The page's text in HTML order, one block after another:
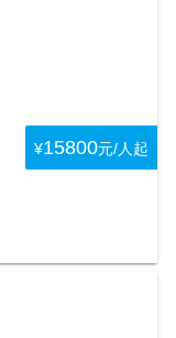
¥15800元/人起